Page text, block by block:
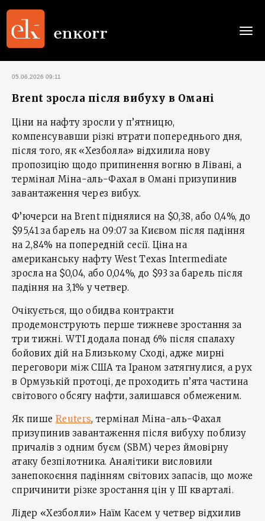
05.06.2026 09:11
Brent зросла після вибуху в Омані
Ціни на нафту зросли у п’ятницю,
компенсувавши різкі втрати попереднього дня,
після того, як «Хезболла» відхилила нову
пропозицію щодо припинення вогню в Лівані, а
термінал Міна-аль-Фахал в Омані призупинив
завантаження через вибух.
Ф’ючерси на Brent піднялися на $0,38, або 0,4%, до
$95,41 за барель на 09:07 за Києвом після падіння
на 2,84% на попередній сесії. Ціна на
американську нафту West Texas Intermediate
зросла на $0,04, або 0,04%, до $93 за барель після
падіння на 3,1% у четвер.
Очікується, що обидва контракти
продемонструють перше тижневе зростання за
три тижні. WTI додала понад 6% після спалаху
бойових дій на Близькому Сході, адже мирні
переговори між США та Іраном затягнулися, а рух
в Ормузькій протоці, де проходить п’ята частина
світового обсягу нафти, залишався обмеженим.
Як пише Reuters, термінал Міна-аль-Фахал
призупинив завантаження після вибуху поблизу
причалів з одним буєм (SBM) через ймовірну
атаку безпілотника. Аналітики висловили
занепокоєння падінням світових запасів, що може
спричинити різке зростання цін у ІІІ кварталі.
Лідер «Хезболли» Наїм Касем у четвер відхилив